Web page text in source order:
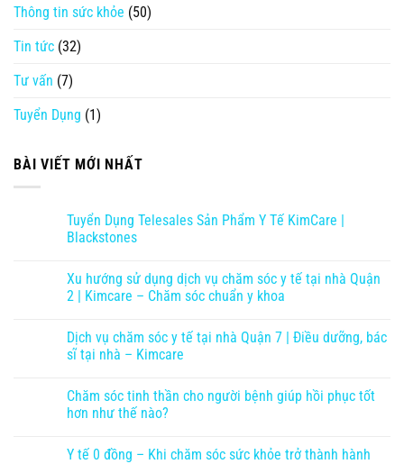
Thông tin sức khỏe (50)
Tin tức (32)
Tư vấn (7)
Tuyển Dụng (1)
BÀI VIẾT MỚI NHẤT
Tuyển Dụng Telesales Sản Phẩm Y Tế KimCare |
Blackstones
Xu hướng sử dụng dịch vụ chăm sóc y tế tại nhà Quận
2 | Kimcare – Chăm sóc chuẩn y khoa
Dịch vụ chăm sóc y tế tại nhà Quận 7 | Điều dưỡng, bác
sĩ tại nhà – Kimcare
Chăm sóc tinh thần cho người bệnh giúp hồi phục tốt
hơn như thế nào?
Y tế 0 đồng – Khi chăm sóc sức khỏe trở thành hành